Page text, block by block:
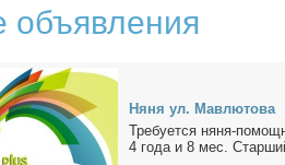
объявления
Ня­ня ул. Мав­лю­то­ва
Тре­бу­ет­ся ня­ня-
4 го­да и 8 мес.